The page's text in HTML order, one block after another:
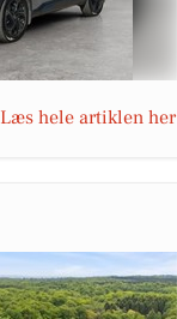
Læs hele artiklen her